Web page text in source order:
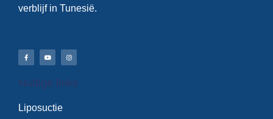
verblijf in Tunesië.
Nuttige links
Liposuctie